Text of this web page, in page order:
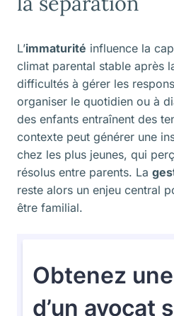
L’immaturité influence la
climat parental stable après
difficultés à gérer les
organiser le quotidien ou à
des enfants entraînent des
contexte peut générer une
chez les plus jeunes, qui
résolus entre parents. La
reste alors un enjeu central
être familial.